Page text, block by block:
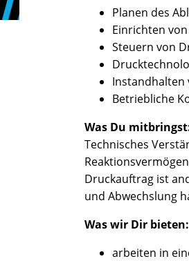
Planen des
Einrichten
Steuern von
Instandhalten
Betriebliche
Was Du
Technisches
Druckauftrag ist
und Abwechslung
Was wir Dir bieten:
arbeiten in